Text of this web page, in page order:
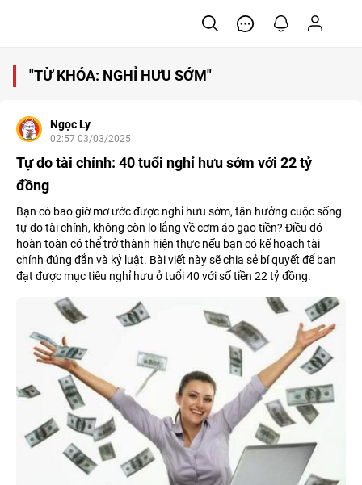
"TỪ KHÓA: NGHỈ HƯU SỚM"
Ngọc Ly
02:57 03/03/2025
Tự do tài chính: 40 tuổi nghỉ hưu sớm với 22 tỷ
đồng
Bạn có bao giờ mơ ước được nghỉ hưu sớm, tận hưởng cuộc sống
tự do tài chính, không còn lo lắng về cơm áo gạo tiền? Điều đó
hoàn toàn có thể trở thành hiện thực nếu bạn có kế hoạch tài
chính đúng đắn và kỷ luật. Bài viết này sẽ chia sẻ bí quyết để bạn
đạt được mục tiêu nghỉ hưu ở tuổi 40 với số tiền 22 tỷ đồng.